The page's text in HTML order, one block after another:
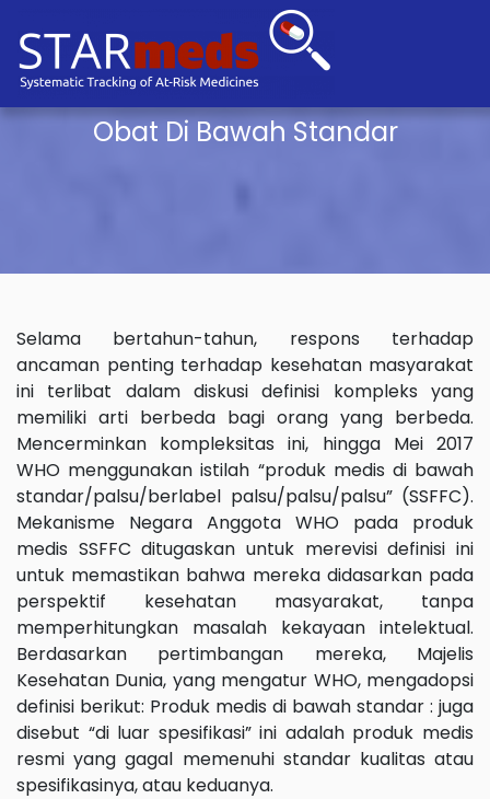
Obat Di Bawah Standar
Selama bertahun-tahun, respons terhadap
ancaman penting terhadap kesehatan masyarakat
ini terlibat dalam diskusi definisi kompleks yang
memiliki arti berbeda bagi orang yang berbeda.
Mencerminkan kompleksitas ini, hingga Mei 2017
WHO menggunakan istilah “produk medis di bawah
standar/palsu/berlabel palsu/palsu/palsu” (SSFFC).
Mekanisme Negara Anggota WHO pada produk
medis SSFFC ditugaskan untuk merevisi definisi ini
untuk memastikan bahwa mereka didasarkan pada
perspektif kesehatan masyarakat, tanpa
memperhitungkan masalah kekayaan intelektual.
Berdasarkan pertimbangan mereka, Majelis
Kesehatan Dunia, yang mengatur WHO, mengadopsi
definisi berikut: Produk medis di bawah standar : juga
disebut “di luar spesifikasi” ini adalah produk medis
resmi yang gagal memenuhi standar kualitas atau
spesifikasinya, atau keduanya.